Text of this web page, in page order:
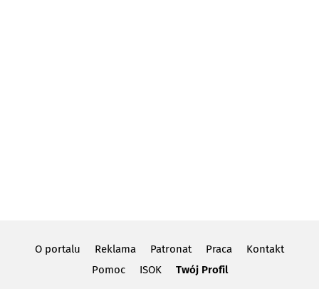
O portalu Reklama Patronat Praca
Kontakt
Pomoc
ISOK Twój Profil